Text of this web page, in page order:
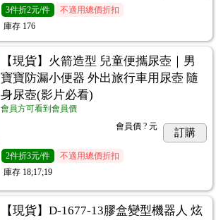
3件折2元/件
不適用總價折扣
庫存 176
【現貨】火箭造型 兒童便攜尿壺｜男
寶寶防漏小便器 外出旅行車用尿壺 隨
身尿壺(影片必看)
會員方可看到會員價
會員價 ? 元
訂購
2件折3元/件
不適用總價折扣
庫存 18;17;19
【現貨】D-1677-13膠盒變型機器人 炫